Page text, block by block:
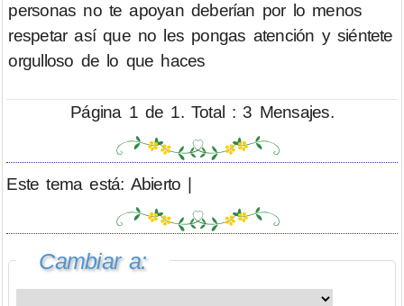
personas no te apoyan deberían por lo menos
respetar así que no les pongas atención y siéntete
orgulloso de lo que haces
Página 1 de 1. Total : 3 Mensajes.
Este tema está: Abierto |
Cambiar a: